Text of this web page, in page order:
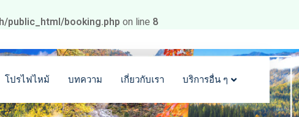
booking.php on line 8
โปรไฟไหม้ บทความ เกี่ยวกับเรา บริการอื่น ๆ